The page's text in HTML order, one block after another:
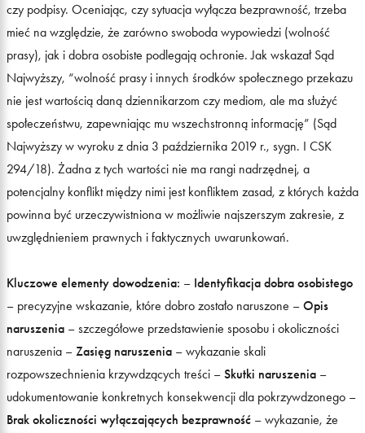
czy podpisy. Oceniając, czy sytuacja wyłącza bezprawność, trzeba
mieć na względzie, że zarówno swoboda wypowiedzi (wolność
prasy), jak i dobra osobiste podlegają ochronie. Jak wskazał Sąd
Najwyższy, “wolność prasy i innych środków społecznego przekazu
nie jest wartością daną dziennikarzom czy mediom, ale ma służyć
społeczeństwu, zapewniając mu wszechstronną informację” (Sąd
Najwyższy w wyroku z dnia 3 października 2019 r., sygn. I CSK
294/18). Żadna z tych wartości nie ma rangi nadrzędnej, a
potencjalny konflikt między nimi jest konfliktem zasad, z których każda
powinna być urzeczywistniona w możliwie najszerszym zakresie, z
uwzględnieniem prawnych i faktycznych uwarunkowań.
Kluczowe elementy dowodzenia: – Identyfikacja dobra osobistego
– precyzyjne wskazanie, które dobro zostało naruszone – Opis
naruszenia – szczegółowe przedstawienie sposobu i okoliczności
naruszenia – Zasięg naruszenia – wykazanie skali
rozpowszechnienia krzywdzących treści – Skutki naruszenia –
udokumentowanie konkretnych konsekwencji dla pokrzywdzonego –
Brak okoliczności wyłączających bezprawność – wykazanie, że